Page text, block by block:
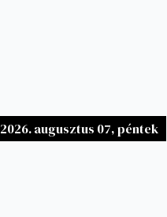
2026. augusztus 07, péntek